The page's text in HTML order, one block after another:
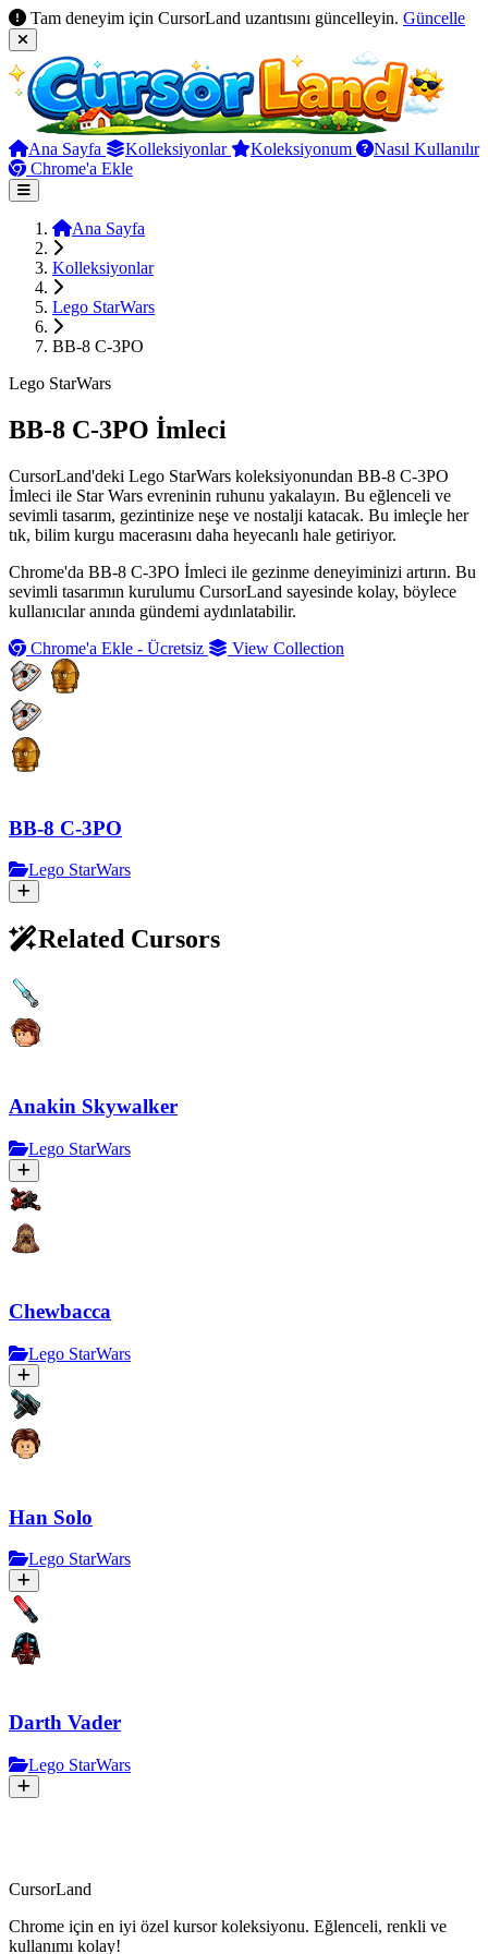
Tam deneyim için CursorLand uzantısını güncelleyin. Güncelle
Ana Sayfa Kolleksiyonlar Koleksiyonum
Nasıl Kullanılır
Chrome'a Ekle
Ana Sayfa
Kolleksiyonlar
Lego StarWars
BB-8 C-3PO
Lego StarWars
BB-8 C-3PO İmleci
CursorLand'deki Lego StarWars koleksiyonundan BB-8 C-3PO
İmleci ile Star Wars evreninin ruhunu yakalayın. Bu eğlenceli ve
sevimli tasarım, gezintinize neşe ve nostalji katacak. Bu imleçle her
tık, bilim kurgu macerasını daha heyecanlı hale getiriyor.
Chrome'da BB-8 C-3PO İmleci ile gezinme deneyiminizi artırın. Bu
sevimli tasarımın kurulumu CursorLand sayesinde kolay, böylece
kullanıcılar anında gündemi aydınlatabilir.
Chrome'a Ekle - Ücretsiz
View Collection
BB-8 C-3PO
Lego StarWars
Related Cursors
Anakin Skywalker
Lego StarWars
Chewbacca
Lego StarWars
Han Solo
Lego StarWars
Darth Vader
Lego StarWars
CursorLand
Chrome için en iyi özel kursor koleksiyonu. Eğlenceli, renkli ve
kullanımı kolay!